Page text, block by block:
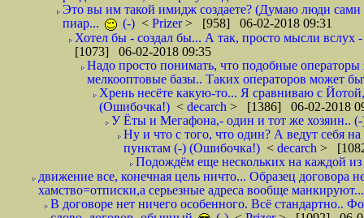
Это вы им такой имидж создаете? (Думаю люди сами
пиар...
(-) < Prizer> [958] 06-02-2018 09:31
Хотел бы - создал бы... А так, просто мысли вслух
[1073] 06-02-2018 09:35
Надо просто понимать, что подобные
мелкооптовые базы.. Таких операторов может
Хрень несёте какую-то... Я сравниваю с
(Ошибочка!) < decarch > [1386] 06-02-2018
У Ёты и Мегафона,- один и тот же хозяин..
Ну и что с того, что один? А ведут себя
пунктам (-) (Ошибочка!) < decarch >
Подождём еще нескольких на каждой из
движение все, конечная цель ничто... Образец договора
хамство=отписки,а серьезные адреса вообще
В договоре нет ничего особенного. Всё стандартно..